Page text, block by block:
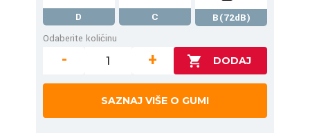
D C
B(72dB)
Odaberite količinu
- +
SAZNAJ VIŠE O GUMI